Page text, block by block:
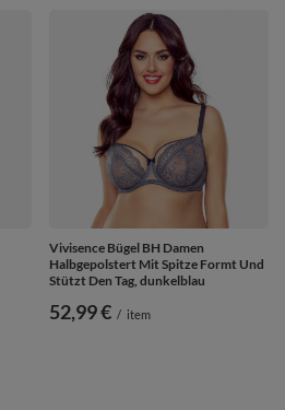
Vivisence Bügel BH Damen
Halbgepolstert Mit Spitze Formt Und
Stützt Den Tag, dunkelblau
52,99 € / item